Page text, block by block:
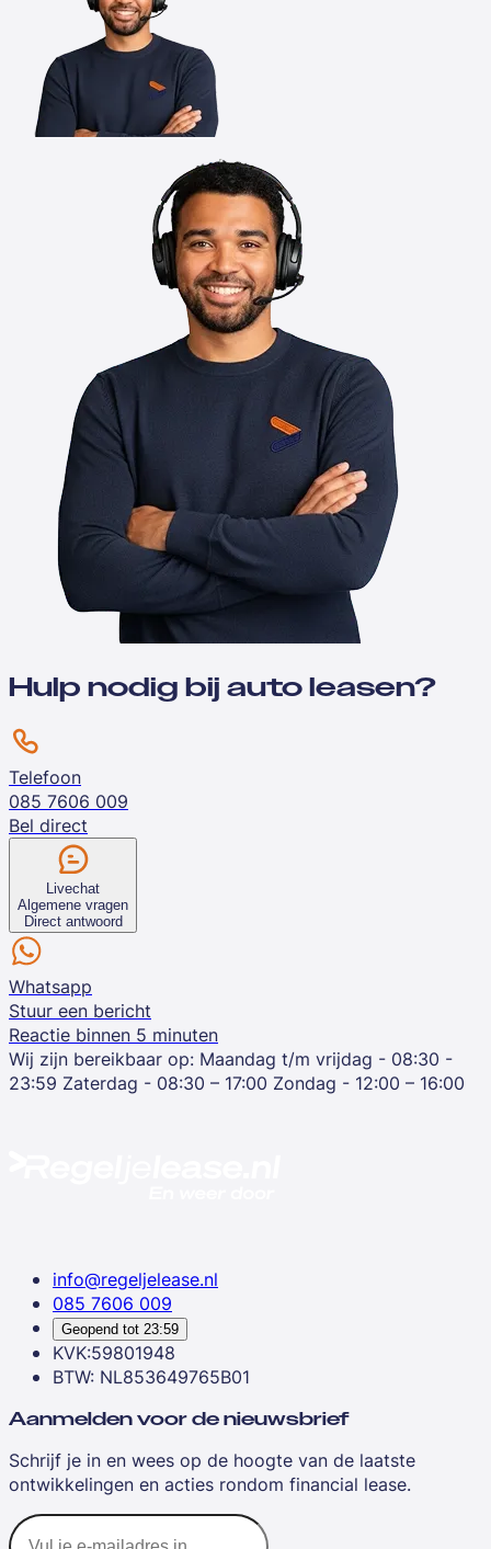
Hulp nodig bij auto leasen?
Telefoon
085 7606 009
Bel direct
Livechat
Algemene vragen
Direct antwoord
Whatsapp
Stuur een bericht
Reactie binnen 5 minuten
Wij zijn bereikbaar op: Maandag t/m vrijdag - 08:30 -
23:59 Zaterdag - 08:30 – 17:00 Zondag - 12:00 – 16:00
info@regeljelease.nl
085 7606 009
Geopend tot 23:59
KVK:59801948
BTW: NL853649765B01
Aanmelden voor de nieuwsbrief
Schrijf je in en wees op de hoogte van de laatste
ontwikkelingen en acties rondom financial lease.